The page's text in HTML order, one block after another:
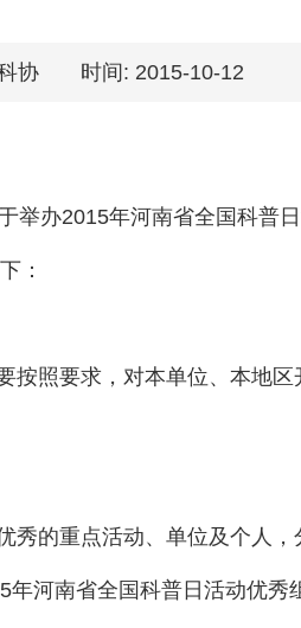
协 时间: 2015-10-12
办2015年河南省全国科普
：
照要求，对本单位、本地
的重点活动、单位及个人
河南省全国科普日活动优